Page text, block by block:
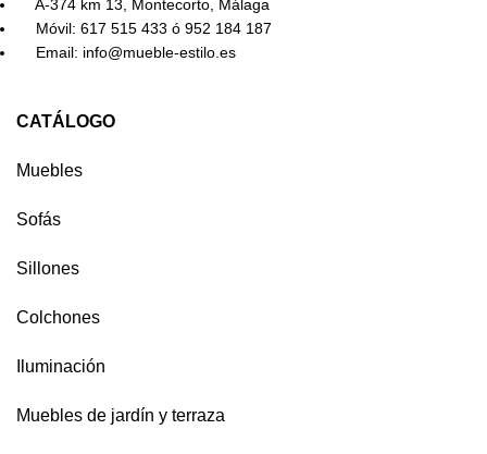
A-374 km 13, Montecorto, Málaga
Móvil: 617 515 433 ó 952 184 187
Email: info@mueble-estilo.es
CATÁLOGO
Muebles
Sofás
Sillones
Colchones
Iluminación
Muebles de jardín y terraza